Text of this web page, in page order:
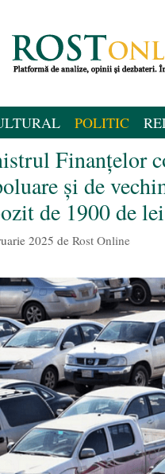
POLITIC
Finanțelor
și de
de 1900 de lei
2025 de Rost Online